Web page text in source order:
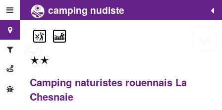
camping nudiste
Camping naturistes rouennais La
Chesnaie
+
−